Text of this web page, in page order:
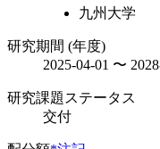
九州大学
研究期間 (年度)
2025-04-01 〜
研究課題ステータス
交付